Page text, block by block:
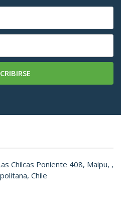
Chilcas Poniente 408, Maipu, ,
Chile